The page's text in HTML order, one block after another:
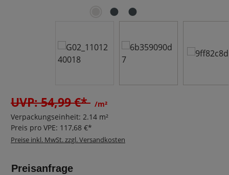
UVP: 54,99 €* /m²
Verpackungseinheit: 2.14 m²
Preis pro VPE: 117,68 €*
Preise inkl. MwSt. zzgl. Versandkosten
Preisanfrage